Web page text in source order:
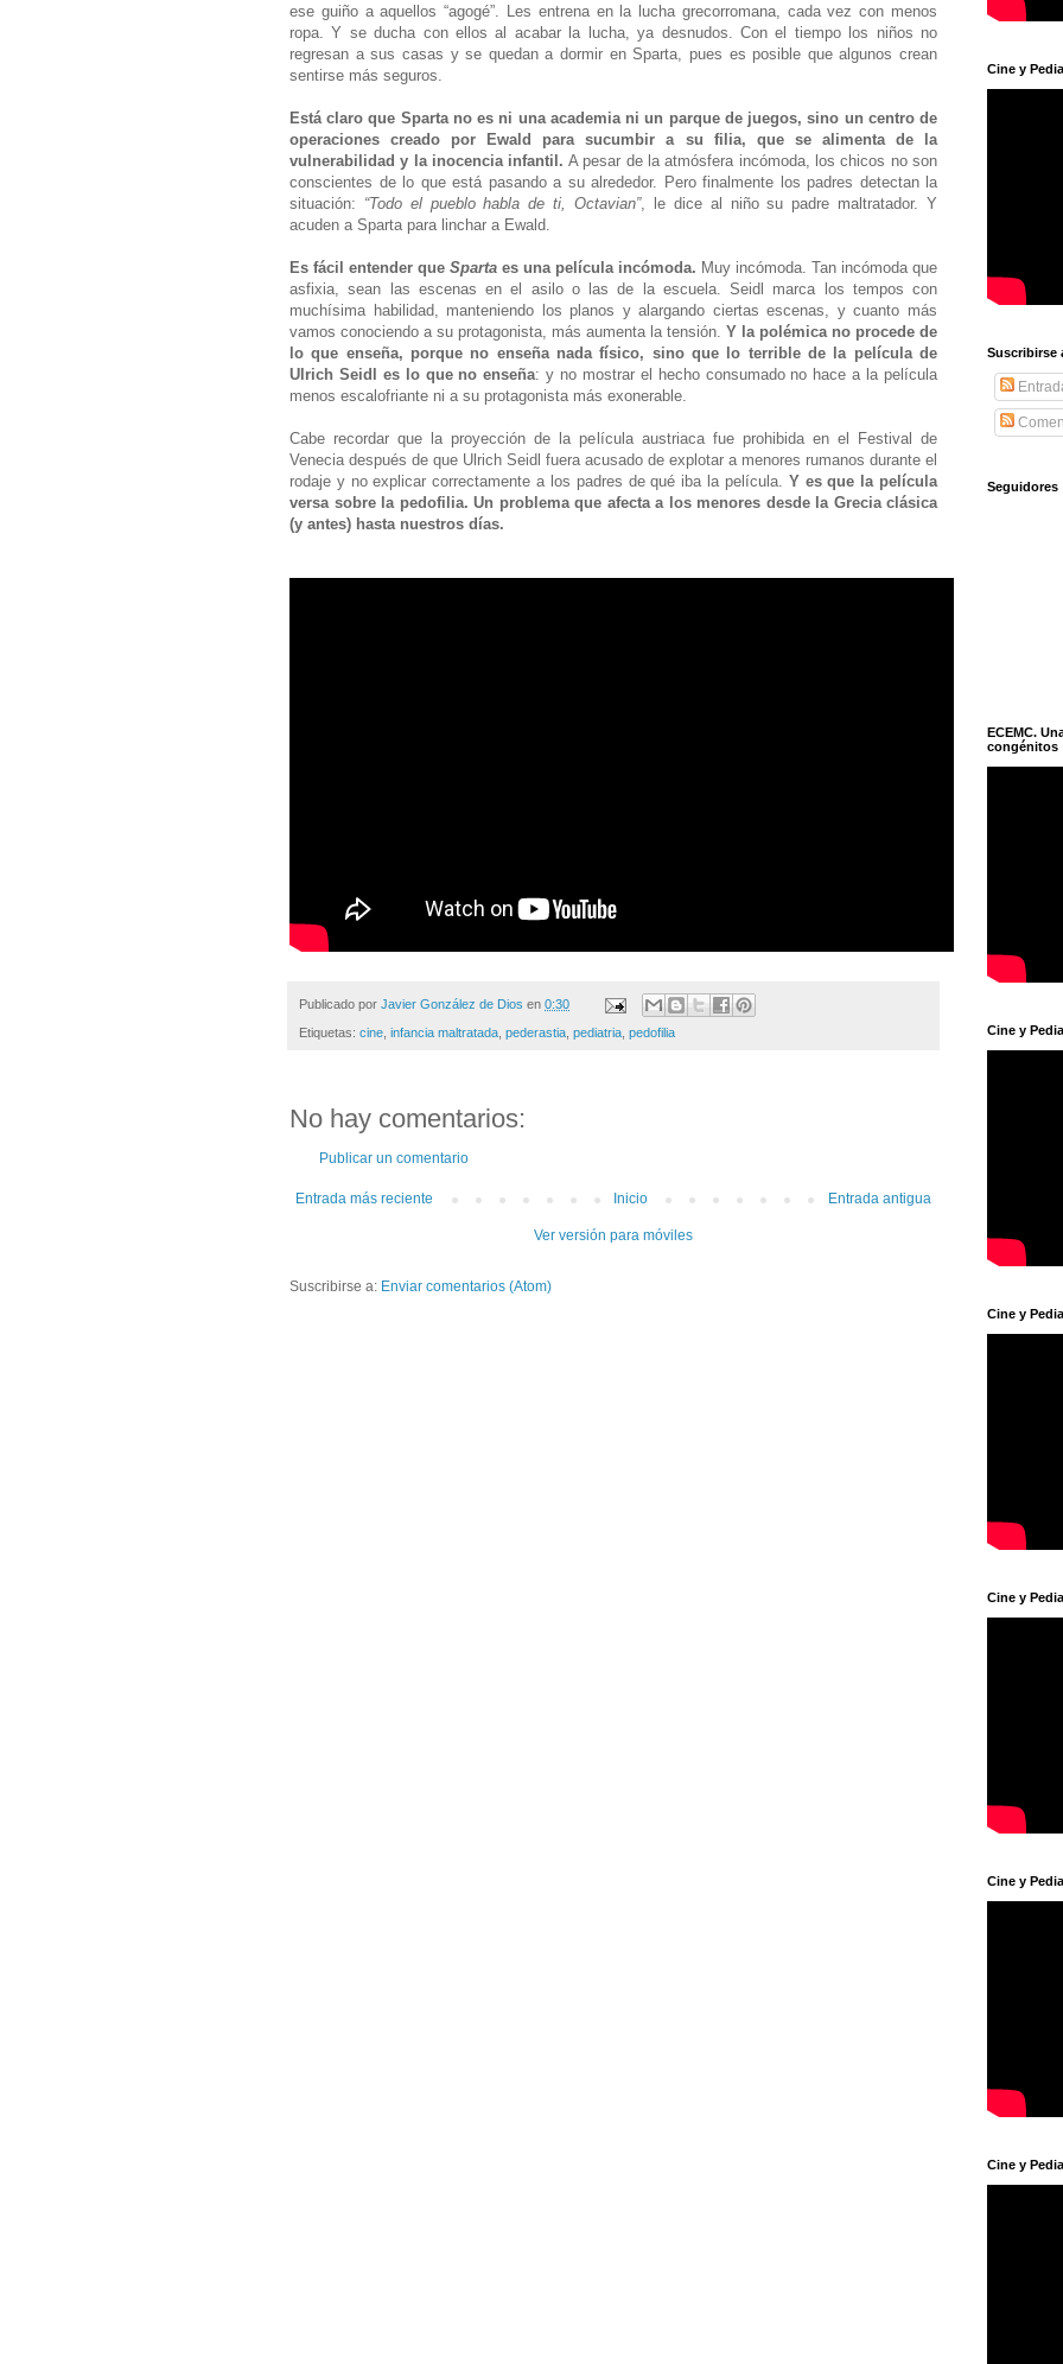
ese guiño a aquellos “agogé”. Les entrena en la lucha grecorromana, cada vez con menos
ropa. Y se ducha con ellos al acabar la lucha, ya desnudos. Con el tiempo los niños no
regresan a sus casas y se quedan a dormir en Sparta, pues es posible que algunos crean
sentirse más seguros.
Está claro que Sparta no es ni una academia ni un parque de juegos, sino un centro de
operaciones creado por Ewald para sucumbir a su filia, que se alimenta de la
vulnerabilidad y la inocencia infantil. A pesar de la atmósfera incómoda, los chicos no son
conscientes de lo que está pasando a su alrededor. Pero finalmente los padres detectan la
situación: “Todo el pueblo habla de ti, Octavian”, le dice al niño su padre maltratador. Y
acuden a Sparta para linchar a Ewald.
Es fácil entender que Sparta es una película incómoda. Muy incómoda. Tan incómoda que
asfixia, sean las escenas en el asilo o las de la escuela. Seidl marca los tempos con
muchísima habilidad, manteniendo los planos y alargando ciertas escenas, y cuanto más
vamos conociendo a su protagonista, más aumenta la tensión. Y la polémica no procede de
lo que enseña, porque no enseña nada físico, sino que lo terrible de la película de
Ulrich Seidl es lo que no enseña: y no mostrar el hecho consumado no hace a la película
menos escalofriante ni a su protagonista más exonerable.
Cabe recordar que la proyección de la película austriaca fue prohibida en el Festival de
Venecia después de que Ulrich Seidl fuera acusado de explotar a menores rumanos durante el
rodaje y no explicar correctamente a los padres de qué iba la película. Y es que la película
versa sobre la pedofilia. Un problema que afecta a los menores desde la Grecia clásica
(y antes) hasta nuestros días.
Publicado por Javier González de Dios en 0:30
Etiquetas: cine infancia maltratada pederastia pediatria pedofilia
No hay comentarios:
Publicar un comentario
Entrada más reciente Entrada antigua
Inicio
Ver versión para móviles
Suscribirse a: Enviar comentarios (Atom)
Cine y
Suscribirse
Seguidores
ECEMC.
congénitos
Cine y
Cine y
Cine y
Cine y
Cine y